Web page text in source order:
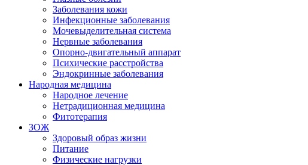
Заболевания кожи
Инфекционные заболевания
Мочевыделительная система
Нервные заболевания
Опорно-двигательный аппарат
Психические расстройства
Эндокринные заболевания
Народная медицина
Народное лечение
Нетрадиционная медицина
Фитотерапия
ЗОЖ
Здоровый образ жизни
Питание
Физические нагрузки